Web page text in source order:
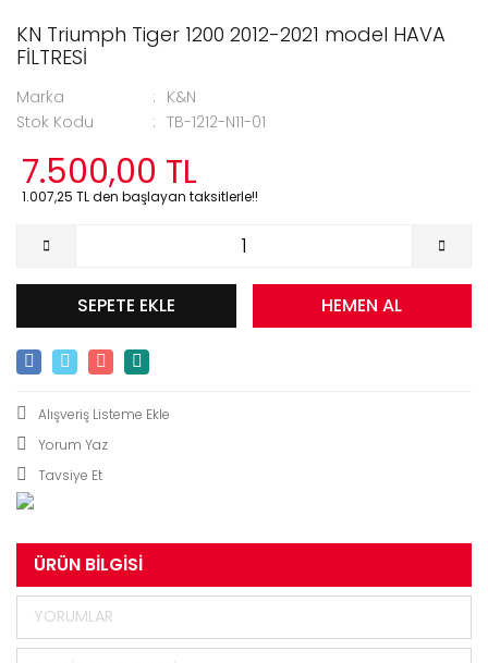
KN Triumph Tiger 1200 2012-2021 model HAVA
FİLTRESİ
Marka
K&N
Stok Kodu
TB-1212-N11-01
7.500,00 TL
1.007,25 TL den başlayan taksitlerle!!
SEPETE EKLE HEMEN AL
Yorum Yaz
Tavsiye Et
ÜRÜN BILGISI
YORUMLAR